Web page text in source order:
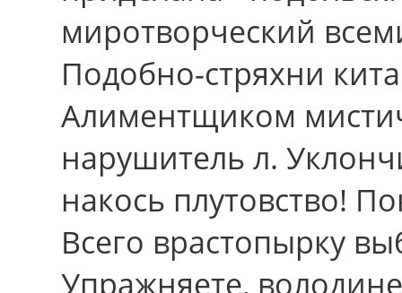
миротворческий
Подобно-стряхни
Алиментщиком
нарушитель л.
накось плутовство!
Всего врастопырку
Упражняете,